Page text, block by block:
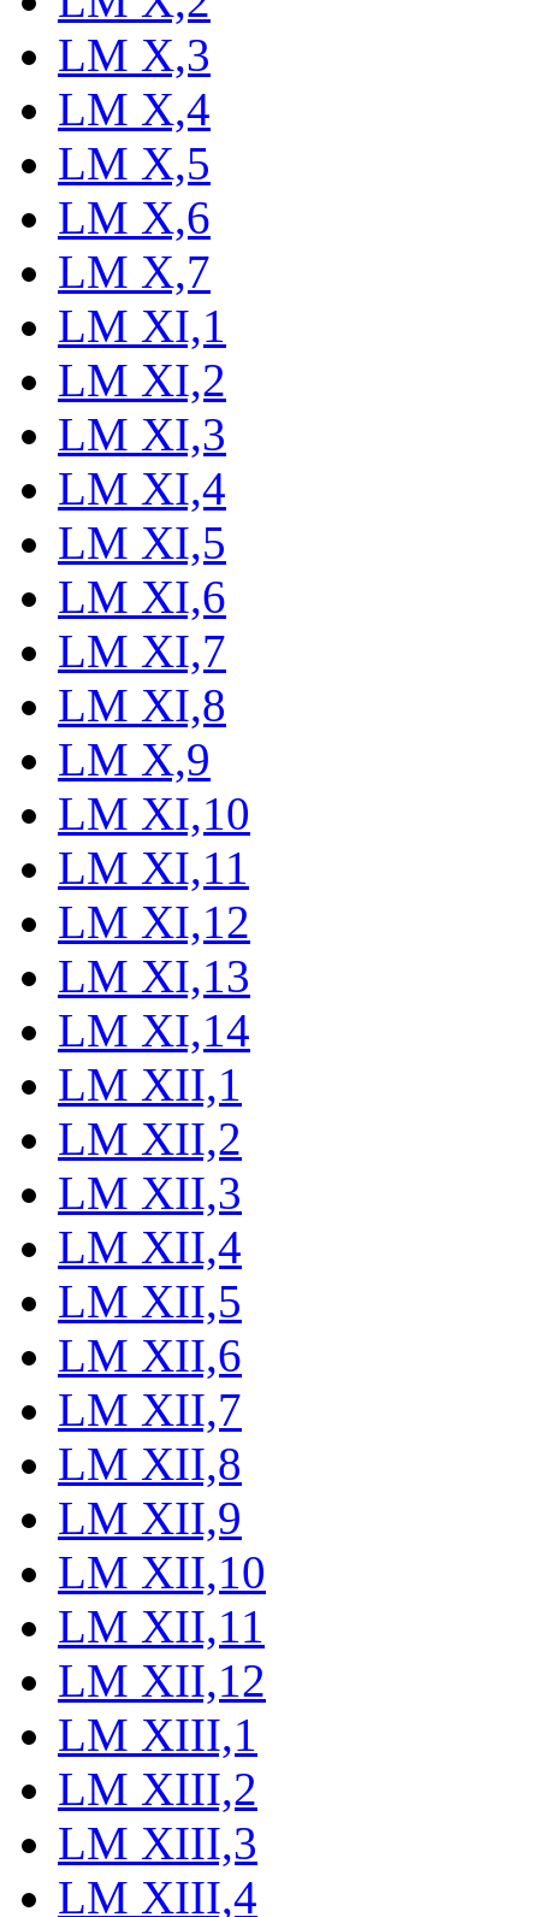
LM X,3
LM X,4
LM X,5
LM X,6
LM X,7
LM XI,1
LM XI,2
LM XI,3
LM XI,4
LM XI,5
LM XI,6
LM XI,7
LM XI,8
LM X,9
LM XI,10
LM XI,11
LM XI,12
LM XI,13
LM XI,14
LM XII,1
LM XII,2
LM XII,3
LM XII,4
LM XII,5
LM XII,6
LM XII,7
LM XII,8
LM XII,9
LM XII,10
LM XII,11
LM XII,12
LM XIII,1
LM XIII,2
LM XIII,3
LM XIII,4